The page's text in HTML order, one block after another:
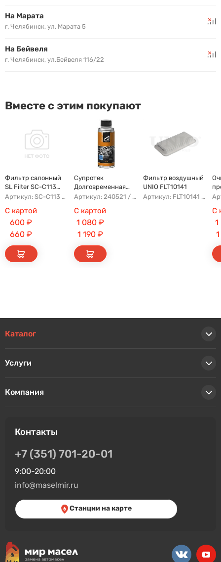
На Марата
г. Челябинск, ул. Марата 5
На Бейвеля
г. Челябинск, ул.Бейвеля 116/22
Вместе с этим покупают
Фильтр салонный
SL Filter SC-C113
(AG779CF)
Артикул: SC-C113 AFW1107 8104400XKZ96A AG779CF
С картой
600 ₽
660 ₽
Супротек
Долговременная
Промывка
Артикул: 240521 / 122929
С картой
1 080₽
1 190₽
Фильтр воздушный
UNIO FLT10141
Артикул: FLT10141 AFAD087 AG302ECO AP142/3
С
1
Каталог
Услуги
Компания
Контакты
+7 (351) 701-20-01
9:00-20:00
info@maselmir.ru
Станции на карте